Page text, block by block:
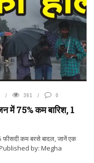
361 0
75% कम बारिश, 1
कम बरसे बादल, जानें एक
Published by: Megha